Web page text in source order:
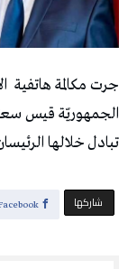
الجمهوريّة قيس
تبادل خلالها
‫‫ شاركها‬